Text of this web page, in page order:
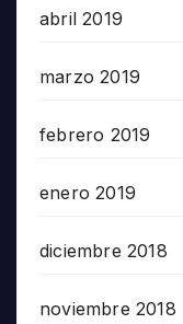
abril 2019
marzo 2019
febrero 2019
enero 2019
diciembre 2018
noviembre 2018